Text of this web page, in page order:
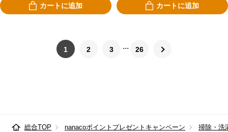
カートに追加 カートに追加
1 2 3 26
総合TOP nanacoポイントプレゼントキャンペーン 掃除・洗